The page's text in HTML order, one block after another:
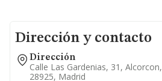
Dirección y contacto
Dirección
Calle Las Gardenias, 31, Alcorcon,
28925, Madrid